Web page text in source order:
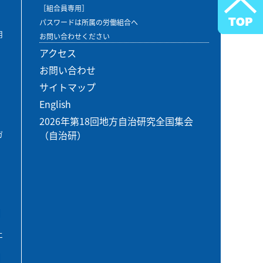
［組合員専用］
パスワードは所属の労働組合へ
お問い合わせください
アクセス
お問い合わせ
サイトマップ
English
2026年第18回地方自治研究全国集会
（自治研）